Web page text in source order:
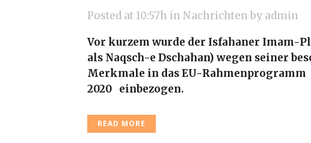
Posted at 10:57h in Nachrichten by admin
Vor kurzem wurde der Isfahaner Imam-
als Naqsch-e Dschahan) wegen seiner
Merkmale in das EU-Rahmenprogramm
2020 einbezogen.
READ MORE